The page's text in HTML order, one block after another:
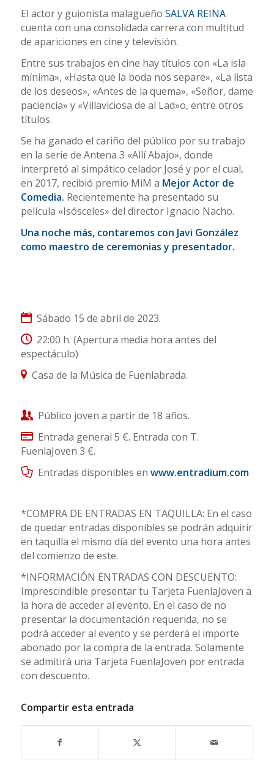
El actor y guionista malagueño SALVA REINA
cuenta con una consolidada carrera con multitud
de apariciones en cine y televisión.
Entre sus trabajos en cine hay títulos con «La isla
mínima», «Hasta que la boda nos separe», «La lista
de los deseos», «Antes de la quema», «Señor, dame
paciencia» y «Villaviciosa de al Lad»o, entre otros
títulos.
Se ha ganado el cariño del público por su trabajo
en la serie de Antena 3 «Allí Abajo», donde
interpretó al simpático celador José y por el cual,
en 2017, recibió premio MiM a Mejor Actor de
Comedia. Recientemente ha presentado su
película «Isósceles» del director Ignacio Nacho.
Una noche más, contaremos con Javi González
como maestro de ceremonias y presentador.
Sábado 15 de abril de 2023.
22:00 h. (Apertura media hora antes del
espectáculo)
Casa de la Música de Fuenlabrada.
Público joven a partir de 18 años.
Entrada general 5 €. Entrada con T.
FuenlaJoven 3 €.
Entradas disponibles en www.entradium.com
*COMPRA DE ENTRADAS EN TAQUILLA: En el caso
de quedar entradas disponibles se podrán adquirir
en taquilla el mismo día del evento una hora antes
del comienzo de este.
*INFORMACIÓN ENTRADAS CON DESCUENTO:
Imprescindible presentar tu Tarjeta FuenlaJoven a
la hora de acceder al evento. En el caso de no
presentar la documentación requerida, no se
podrá acceder al evento y se perderá el importe
abonado por la compra de la entrada. Solamente
se admitirá una Tarjeta FuenlaJoven por entrada
con descuento.
Compartir esta entrada